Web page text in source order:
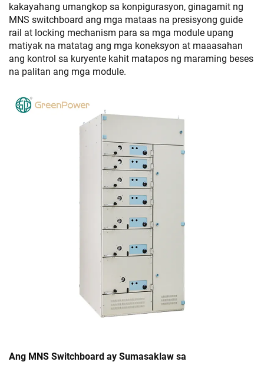
kakayahang umangkop sa konpigurasyon, ginagamit ng
MNS switchboard ang mga mataas na presisyong guide
rail at locking mechanism para sa mga module upang
matiyak na matatag ang mga koneksyon at maaasahan
ang kontrol sa kuryente kahit matapos ng maraming beses
na palitan ang mga module.
Ang MNS Switchboard ay Sumasaklaw sa